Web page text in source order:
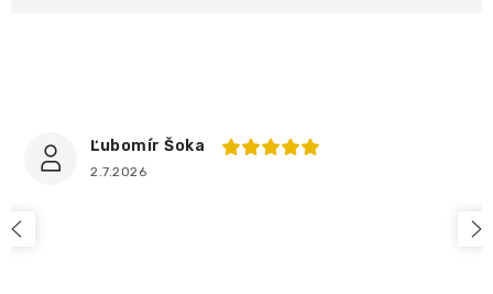
Ľubomír Šoka
2.7.2026